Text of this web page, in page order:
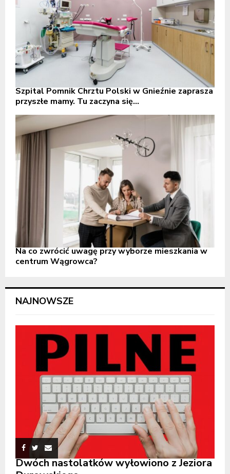
Szpital Pomnik Chrztu Polski w Gnieźnie zaprasza
przyszłe mamy. Tu zaczyna się...
Na co zwrócić uwagę przy wyborze mieszkania w
centrum Wągrowca?
NAJNOWSZE
Dwóch nastolatków wyłowiono z Jeziora